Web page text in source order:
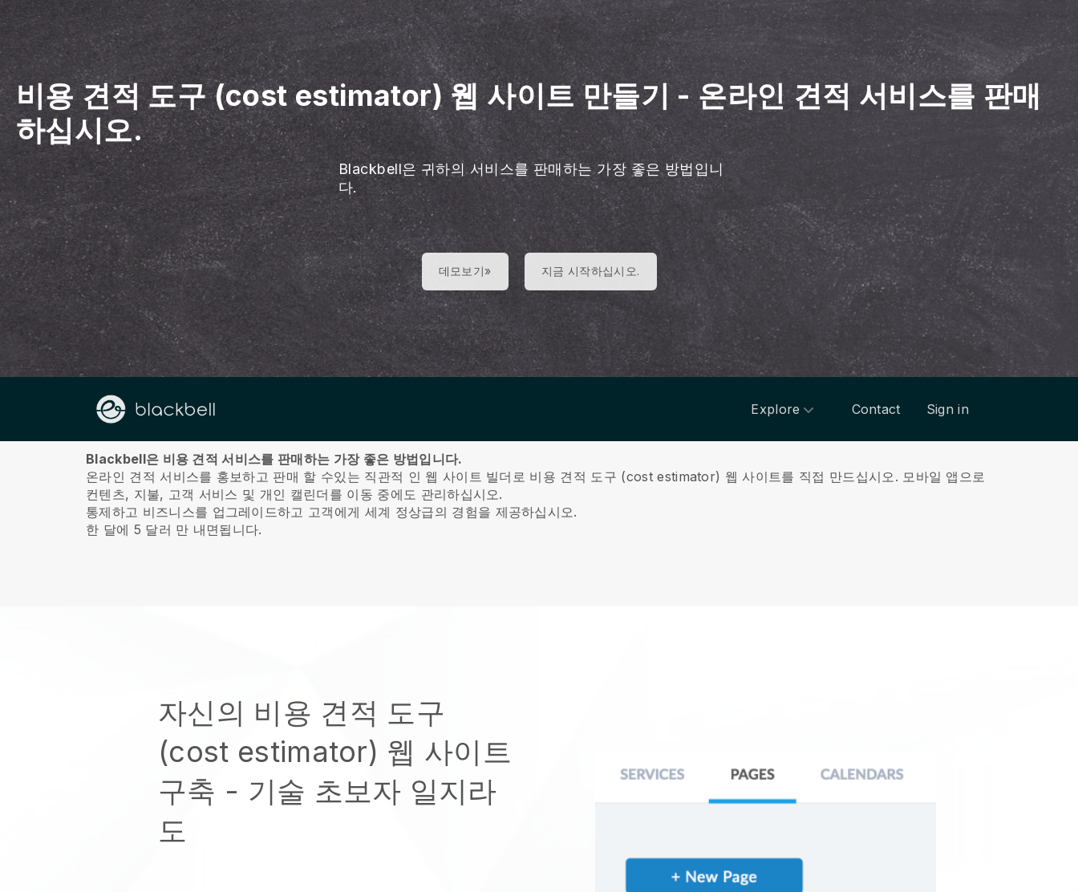
비용 견적 도구 (cost estimator) 웹 사이트 만들기-온라인 견적 서비스를 판매
하십시오.
Blackbell은 귀하의 서비스를 판매하는 가장 좋은 방법입니
다.
데모보기» 지금 시작하십시오.
Explore Contact Sign in
회사 소개
Blackbell은 비용 견적 서비스를 판매하는 가장 좋은 방법입니다.
온라인 견적 서비스를 홍보하고 판매 할 수있는 직관적 인 웹 사이트 빌더로 비용 견적 도구 (cost estimator) 웹 사이트를 직접 만드십시오. 모바일 앱으로
컨텐츠, 지불, 고객 서비스 및 개인 캘린더를 이동 중에도 관리하십시오.
통제하고 비즈니스를 업그레이드하고 고객에게 세계 정상급의 경험을 제공하십시오.
한 달에 5 달러 만 내면됩니다.
자신의 비용 견적 도구
(cost estimator) 웹 사이트
구축 - 기술 초보자 일지라
도